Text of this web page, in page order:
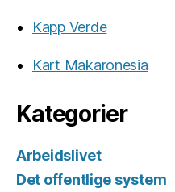
Kapp Verde
Kart Makaronesia
Kategorier
Arbeidslivet
Det offentlige system